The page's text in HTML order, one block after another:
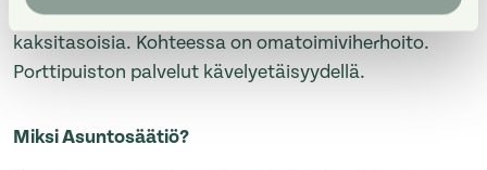
rivitaloyhtiö. Omat rauhaisat pihat, asunnon
kaksitasoisia. Kohteessa on omatoimiviherhoito.
Porttipuiston palvelut kävelyetäisyydellä.
Miksi Asuntosäätiö?